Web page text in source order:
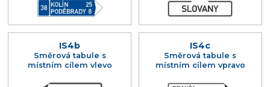
IS4b
Směrová tabule s
místním cílem vlevo
IS4c
Směrová tabule s
místním cílem vpravo